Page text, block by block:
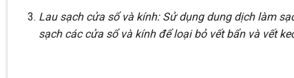
Lau sạch cửa sổ và kính: Sử dụng dung dịch làm
sạch các cửa sổ và kính để loại bỏ vết bẩn và vết